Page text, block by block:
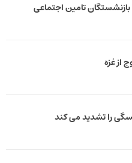
تامین اجتماعی
از غزه